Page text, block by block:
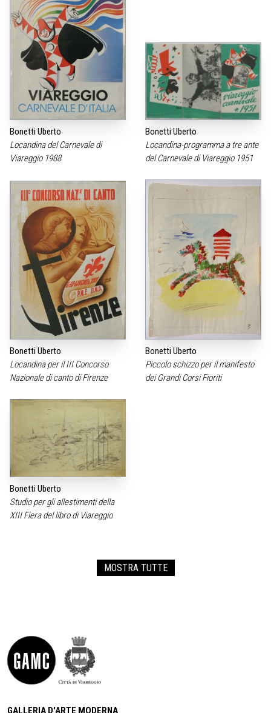
Bonetti Uberto
Locandina del Carnevale di
Viareggio 1988
Bonetti Uberto
Locandina-programma a tre ante
del Carnevale di Viareggio 1951
Bonetti Uberto
Locandina per il III Concorso
Nazionale di canto di Firenze
Bonetti Uberto
Piccolo schizzo per il manifesto
dei Grandi Corsi Fioriti
Bonetti Uberto
Studio per gli allestimenti della
XIII Fiera del libro di Viareggio
MOSTRA TUTTE
GALLERIA D'ARTE MODERNA